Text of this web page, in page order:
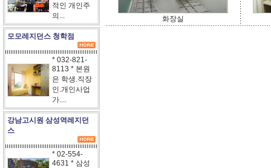
적인 개인주
의...
모모레지던스 청학점
* 032-821-
8113 * 본원
은 학생.직장
인.개인사업
가....
강남고시원 삼성역레지던
스
* 02-554-
4631 * 삼성
화장실